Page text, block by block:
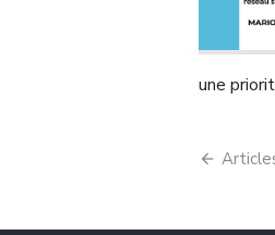
une